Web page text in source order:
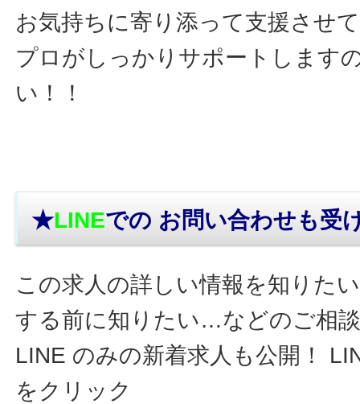
お気持ちに寄り添って支援させ
プロがしっかりサポートします
い！！
★LINEでの お問い合わせも受
この求人の詳しい情報を知りた
する前に知りたい…などのご相
LINE のみの新着求人も公開！
をクリック